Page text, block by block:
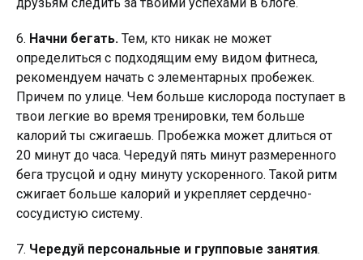
6. Начни бегать. Тем, кто никак не может
определиться с подходящим ему видом фитнеса,
рекомендуем начать с элементарных пробежек.
Причем по улице. Чем больше кислорода поступает в
твои легкие во время тренировки, тем больше
калорий ты сжигаешь. Пробежка может длиться от
20 минут до часа. Чередуй пять минут размеренного
бега трусцой и одну минуту ускоренного. Такой ритм
сжигает больше калорий и укрепляет сердечно-
сосудистую систему.
7. Чередуй персональные и групповые занятия.